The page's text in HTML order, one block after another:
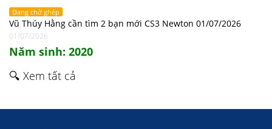
Đang chờ ghép
Vũ Thúy Hằng cần tìm 2 bạn mới CS3 Newton 01/07/2026
01/07/2026
Năm sinh: 2020
🔍 Xem tất cả